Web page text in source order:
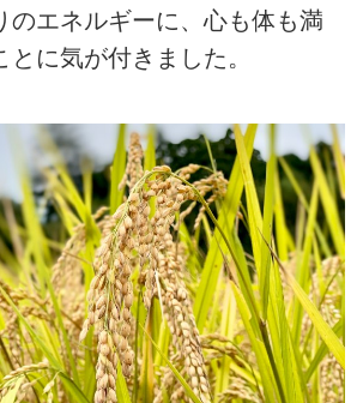
のエネルギーに、心も体も満
に気が付きました。